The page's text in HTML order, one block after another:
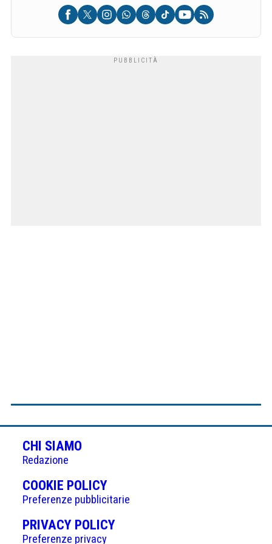
CHI SIAMO
Redazione
COOKIE POLICY(APRE
IN
UNA
NUOVA
Preferenze pubblicitarie
PRIVACY POLICY(APRE
Preferenze privacy